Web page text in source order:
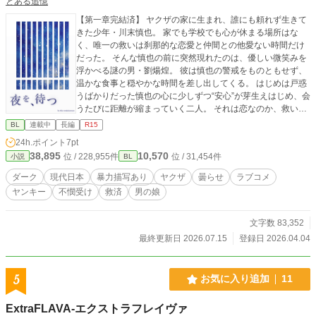
【第一章完結済】 ヤクザの家に生まれ、誰にも頼れず生きて
きた少年・川末慎也。 家でも学校でも心が休まる場所はな
く、唯一の救いは刹那的な恋愛と仲間との他愛ない時間だけ
だった。 そんな慎也の前に突然現れたのは、優しい微笑みを
浮かべる謎の男・劉煬煌。 彼は慎也の警戒をものともせず、
温かな食事と穏やかな時間を差し出してくる。 はじめは戸惑
うばかりだった慎也の心に少しずつ“安心”が芽生えはじめ、会
うたびに距離が縮まっていく二人。 それは恋なのか、救いな
のか——。 孤独な少年と、不思議な優しさを持つ男の出会い
が、慎也の世界を静かに変えていく。 ※※話が進むにつれ
て、空気が少しずつ沈んでいきます。嫌な予感がしたら、そ
の直感を大事にして、無理せず読書を止めてください。※※
※直接的な性描写はありませんが、暴力表現があります。 ※
表紙及び地の文の表現の整形に生成AIを使用しています。 ※
本作はpixiv掲載作品の再掲です。 https://www.pixiv.net/novel/
ンです。作中に登場する団体・人物・事件などはすべて架空
であり、実在のものとは関係ありません。 描写は複数の資料
BL 連載中 長編 R15
24h.ポイント 7pt
小説 38,895 位 / 228,955件 BL 10,570 位 / 31,454件
ダーク 現代日本 暴力描写あり ヤクザ 曇らせ
ラブコメ
ヤンキー
不憫受け 救済 男の娘
文字数 83,352
最終更新日 2026.07.15
登録日 2026.04.04
5 お気に入り追加 11
ExtraFLAVA-エクストラフレイヴァ